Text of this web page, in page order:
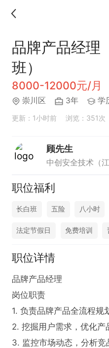
品牌产品经理
班）
8000-12000元/月
崇川区 3年 学
更新：1小时前 浏览：351次
顾先生
中创安全技术（
职位福利
长白班 五险 八小时
法定节假日 免费培训
职位详情
品牌产品经理
岗位职责
1. 负责品牌产品全流程规
2. 挖掘用户需求，优化
3. 监控市场动态，分析